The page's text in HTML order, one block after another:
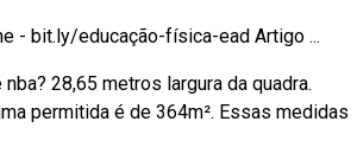
- bit.ly/educação-física-ead Artigo ...
28,65 metros largura da quadra.
permitida é de 364m². Essas medidas